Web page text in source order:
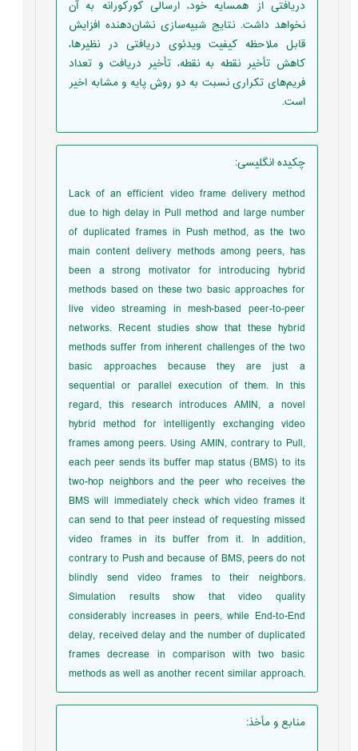
دریافتی از همسایه خود، ارسالی کورکورانه به آن
نخواهد داشت. نتایج شبیه‌سازی نشان‌دهنده افزایش
قابل ملاحظه کیفیت ویدئوی دریافتی در نظیرها،
کاهش تأخیر نقطه به نقطه، تأخیر دریافت و تعداد
فریم‌های تکراری نسبت به دو روش پایه و مشابه اخیر
است.
چکیده انگلیسی:
Lack of an efficient video frame delivery method
due to high delay in Pull method and large number
of duplicated frames in Push method, as the two
main content delivery methods among peers, has
been a strong motivator for introducing hybrid
methods based on these two basic approaches for
live video streaming in mesh-based peer-to-peer
networks. Recent studies show that these hybrid
methods suffer from inherent challenges of the two
basic approaches because they are just a
sequential or parallel execution of them. In this
regard, this research introduces AMIN, a novel
hybrid method for intelligently exchanging video
frames among peers. Using AMIN, contrary to Pull,
each peer sends its buffer map status (BMS) to its
two-hop neighbors and the peer who receives the
BMS will immediately check which video frames it
can send to that peer instead of requesting missed
video frames in its buffer from it. In addition,
contrary to Push and because of BMS, peers do not
blindly send video frames to their neighbors.
Simulation results show that video quality
considerably increases in peers, while End-to-End
delay, received delay and the number of duplicated
frames decrease in comparison with two basic
methods as well as another recent similar approach.
منابع و مأخذ: